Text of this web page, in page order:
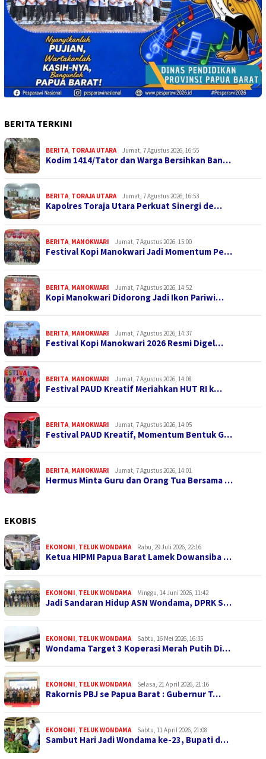
BERITA TERKINI
BERITA, TORAJA UTARA Jumat, 7 Agustus 2026, 16:55
Kodim 1414/Tator dan Warga Bersihkan Ban…
BERITA, TORAJA UTARA Jumat, 7 Agustus 2026, 16:53
Kapolres Toraja Utara Perkuat Sinergi de…
BERITA, MANOKWARI Jumat, 7 Agustus 2026, 15:00
Festival Kopi Manokwari Jadi Momentum Pe…
BERITA, MANOKWARI Jumat, 7 Agustus 2026, 14:52
Kopi Manokwari Didorong Jadi Ikon Pariwi…
BERITA, MANOKWARI Jumat, 7 Agustus 2026, 14:37
Festival Kopi Manokwari 2026 Resmi Digel…
BERITA, MANOKWARI Jumat, 7 Agustus 2026, 14:08
Festival PAUD Kreatif Meriahkan HUT RI k…
BERITA, MANOKWARI Jumat, 7 Agustus 2026, 14:05
Festival PAUD Kreatif, Momentum Bentuk G…
BERITA, MANOKWARI Jumat, 7 Agustus 2026, 14:01
Hermus Minta Guru dan Orang Tua Bersama …
EKOBIS
EKONOMI, TELUK WONDAMA Rabu, 29 Juli 2026, 22:16
Ketua HIPMI Papua Barat Lamek Dowansiba …
EKONOMI, TELUK WONDAMA Minggu, 14 Juni 2026, 11:42
Jadi Sandaran Hidup ASN Wondama, DPRK S…
EKONOMI, TELUK WONDAMA Sabtu, 16 Mei 2026, 16:35
Wondama Target 3 Koperasi Merah Putih Di…
EKONOMI, TELUK WONDAMA Selasa, 21 April 2026, 21:16
Rakornis PBJ se Papua Barat : Gubernur T…
EKONOMI, TELUK WONDAMA Sabtu, 11 April 2026, 21:08
Sambut Hari Jadi Wondama ke-23, Bupati d…